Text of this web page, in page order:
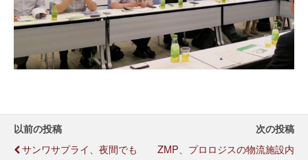
以前の投稿
サンワサプライ、夜間でも
次の投稿
ZMP、プロロジスの物流施設内